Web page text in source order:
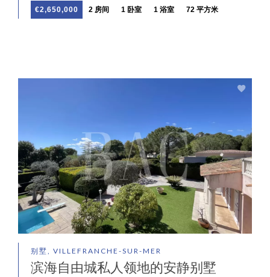
€2,650,000 2 房间 1 卧室 1 浴室 72 平方米
别墅, VILLEFRANCHE-SUR-MER
滨海自由城私人领地的安静别墅